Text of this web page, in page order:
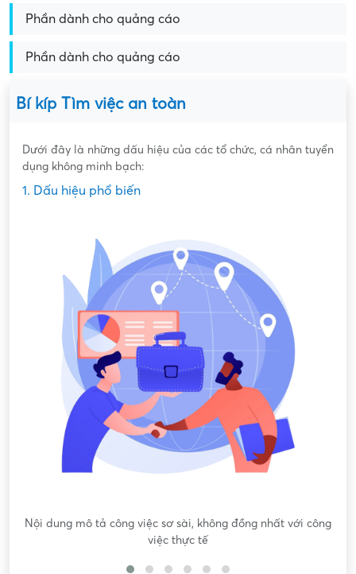
Phần dành cho quảng cáo
Phần dành cho quảng cáo
Bí kíp Tìm việc an toàn
Dưới đây là những dấu hiệu của các tổ chức, cá nhân tuyển
dụng không minh bạch:
1. Dấu hiệu phổ biến
Nội dung mô tả công việc sơ sài, không đồng nhất với công
việc thực tế